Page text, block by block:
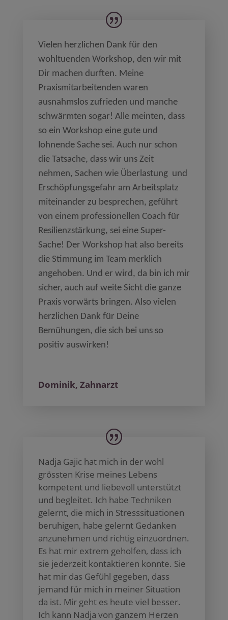
Vielen herzlichen Dank für den
wohltuenden Workshop, den wir mit
Dir machen durften. Meine
Praxismitarbeitenden waren
ausnahmslos zufrieden und manche
schwärmten sogar! Alle meinten, dass
so ein Workshop eine gute und
lohnende Sache sei. Auch nur schon
die Tatsache, dass wir uns Zeit
nehmen, Sachen wie Überlastung und
Erschöpfungsgefahr am Arbeitsplatz
miteinander zu besprechen, geführt
von einem professionellen Coach für
Resilienzstärkung, sei eine Super-
Sache! Der Workshop hat also bereits
die Stimmung im Team merklich
angehoben. Und er wird, da bin ich mir
sicher, auch auf weite Sicht die ganze
Praxis vorwärts bringen. Also vielen
herzlichen Dank für Deine
Bemühungen, die sich bei uns so
positiv auswirken!
Dominik, Zahnarzt
Nadja Gajic hat mich in der wohl
grössten Krise meines Lebens
kompetent und liebevoll unterstützt
und begleitet. Ich habe Techniken
gelernt, die mich in Stresssituationen
beruhigen, habe gelernt Gedanken
anzunehmen und richtig einzuordnen.
Es hat mir extrem geholfen, dass ich
sie jederzeit kontaktieren konnte. Sie
hat mir das Gefühl gegeben, dass
jemand für mich in meiner Situation
da ist. Mir geht es heute viel besser.
Ich kann Nadja von ganzem Herzen